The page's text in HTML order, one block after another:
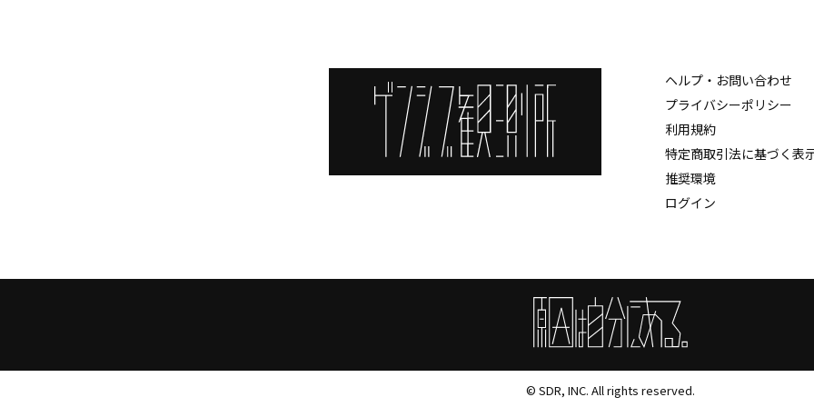
ヘルプ・お問い合わせ
プライバシーポリシー
利用規約
特定商取引法に基づく表
推奨環境
ログイン
© SDR, INC. All rights reserved.